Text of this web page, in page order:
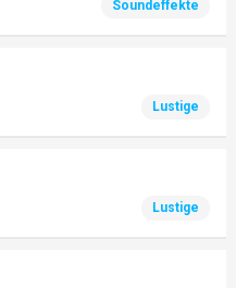
Soundeffekte
Lustige
Lustige